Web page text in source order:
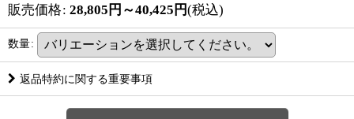
販売価格: 28,805 円 ～40,425 円(税込)
数量:
返品特約に関する重要事項